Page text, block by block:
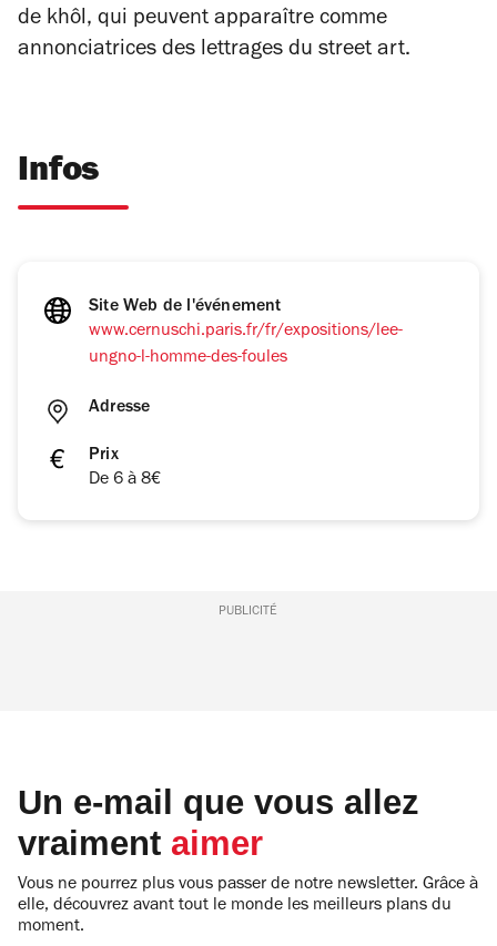
de khôl, qui peuvent apparaître comme
annonciatrices des lettrages du street art.
Infos
Site Web de l'événement
www.cernuschi.paris.fr/fr/expositions/lee-
ungno-l-homme-des-foules
Adresse
Prix
De 6 à 8€
PUBLICITÉ
Un e-mail que vous allez
vraiment aimer
Vous ne pourrez plus vous passer de notre newsletter. Grâce à
elle, découvrez avant tout le monde les meilleurs plans du
moment.